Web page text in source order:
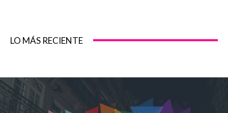
LO MÁS RECIENTE